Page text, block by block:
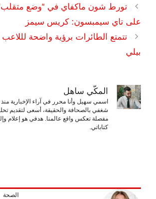
تورط شون ماكفاي في “وضع
على تاي سيمبسون: كريس سيمز
تتمتع الطائرات برؤية واضحة لللاعب
بيلي
المكّي ساهل
اسمي سهيل وأنا محرر في آراء الإخبارية
شغفي بالصحافة والحقيقة، أسعى لتقديم
مفصلة تعكس واقع عالمنا. هدفي هو إعلام
كتاباتي.
الصحة